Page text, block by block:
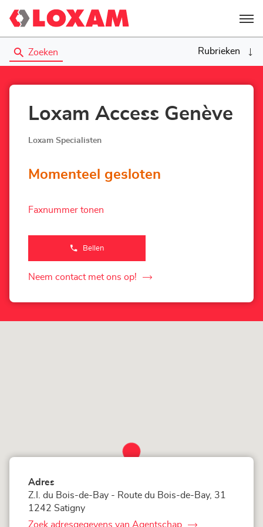
Menu
Zoeken Rubrieken
Loxam Access Genève
Loxam Specialisten
Momenteel gesloten
Faxnummer tonen
Bellen
de
Access
Genève
Neem contact met ons op!
de
Access
Adres
Z.I. du Bois-de-Bay - Route du Bois-de-Bay, 31
1242 Satigny
Zoek adresgegevens van Agentschap